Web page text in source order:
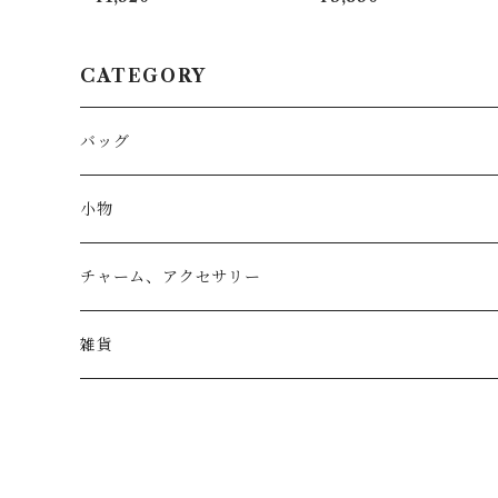
CATEGORY
バッグ
トートバッグ
リュック
ショルダー
小物
小物入れ
チャーム、アクセサリー
バッグチャーム
雑貨